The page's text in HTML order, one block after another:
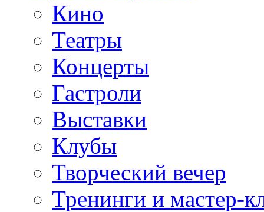
Кино
Театры
Концерты
Гастроли
Выставки
Клубы
Творческий вечер
Тренинги и мастер-